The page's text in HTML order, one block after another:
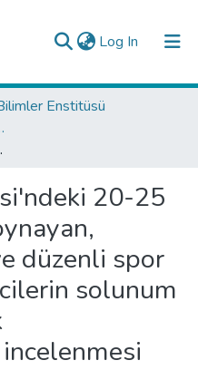
Log In (current)
Enstitüsü
incelenmesi
20-25
düzenli spor
solunum